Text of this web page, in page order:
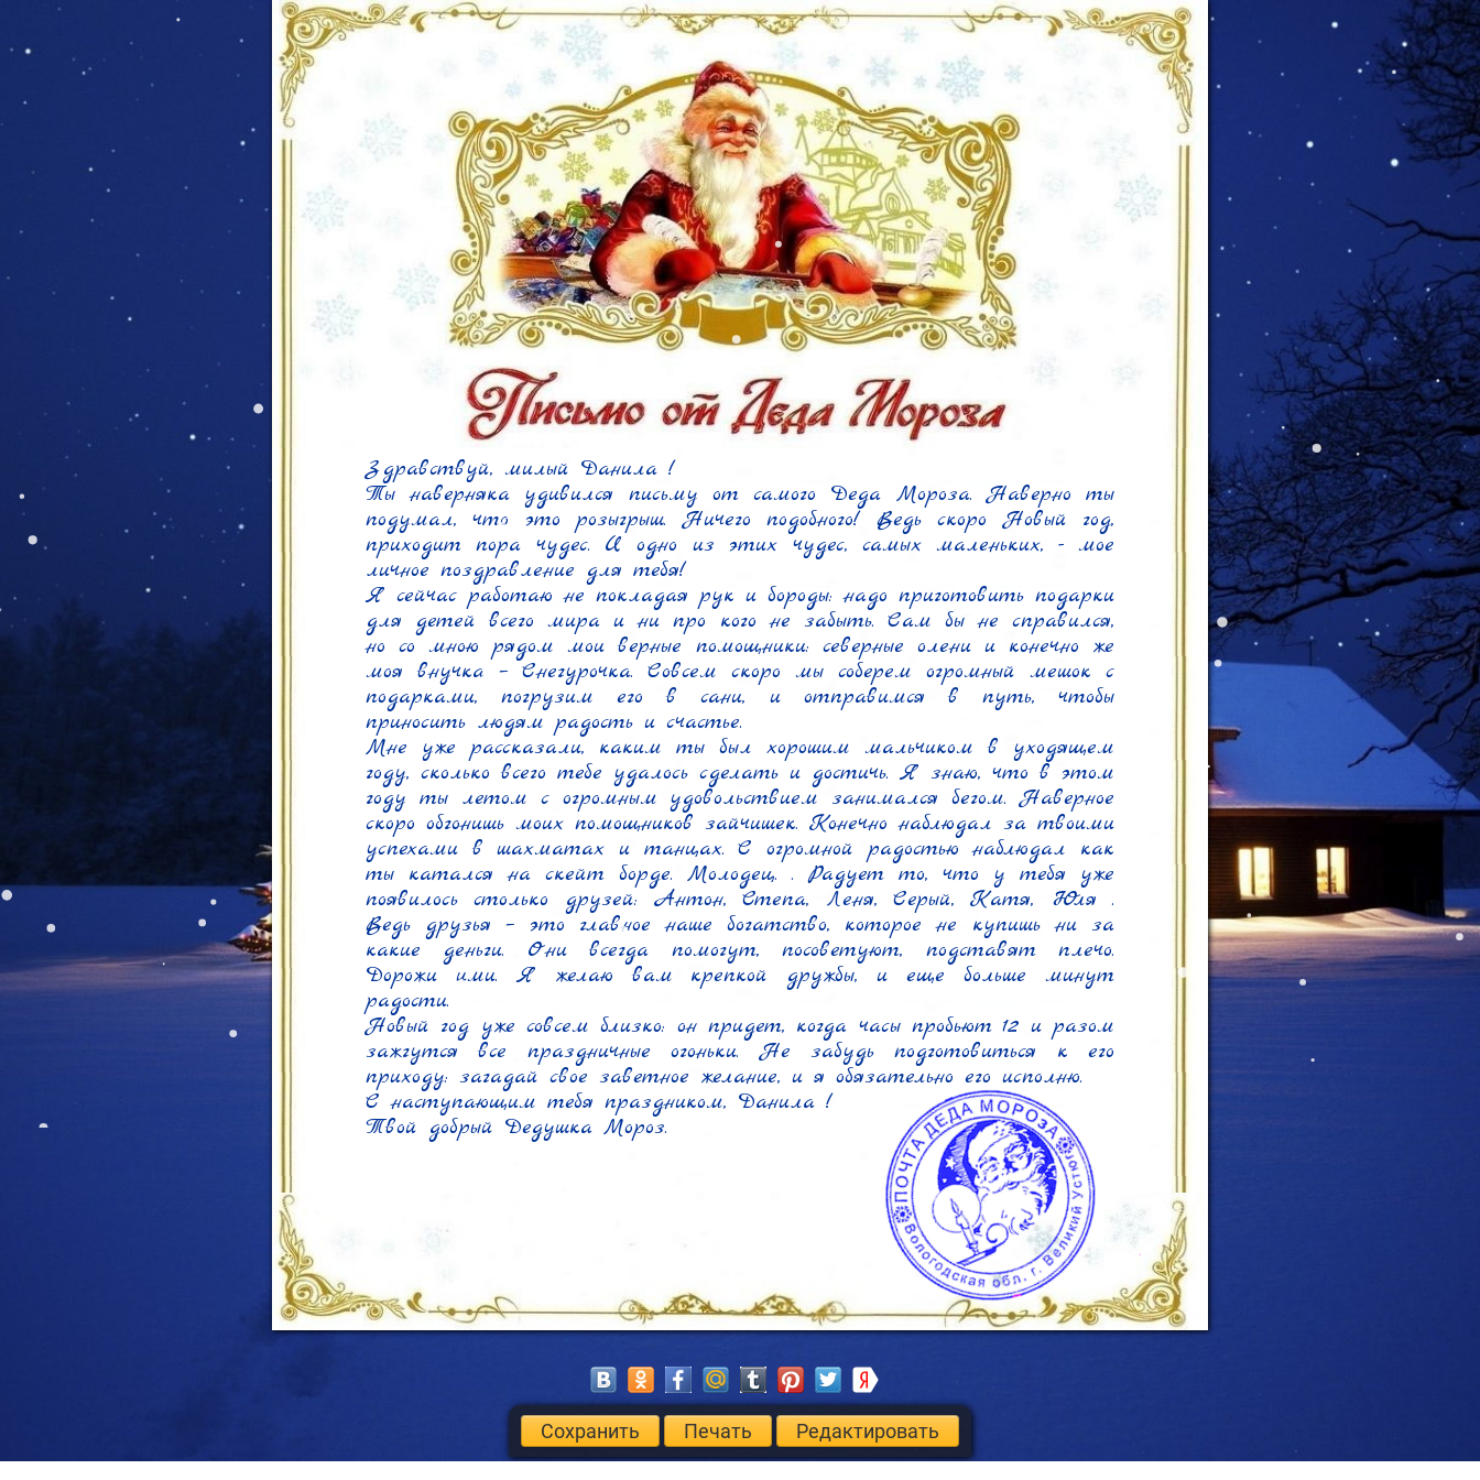
Здравствуй, милый Данила !
Ты наверняка удивился письму от самого Деда Мороза. Наверно ты
подумал, что это розыгрыш. Ничего подобного! Ведь скоро Новый год,
приходит пора чудес. И одно из этих чудес, самых маленьких, - мое
личное поздравление для тебя!
Я сейчас работаю не покладая рук и бороды: надо приготовить подарки
для детей всего мира и ни про кого не забыть. Сам бы не справился,
но со мною рядом мои верные помощники: северные олени и конечно же
моя внучка – Снегурочка. Совсем скоро мы соберем огромный мешок с
подарками, погрузим его в сани, и отправимся в путь, чтобы
приносить людям радость и счастье.
Мне уже рассказали, каким ты был хорошим мальчиком в уходящем
году, сколько всего тебе удалось сделать и достичь. Я знаю, что в этом
году ты летом с огромным удовольствием занимался бегом. Наверное
скоро обгонишь моих помощников зайчишек. Конечно наблюдал за твоими
успехами в шахматах и танцах. С огромной радостью наблюдал как
ты катался на скейт борде. Молодец. . Радует то, что у тебя уже
появилось столько друзей: Антон, Степа, Леня, Серый, Катя, Юля .
Ведь друзья – это главное наше богатство, которое не купишь ни за
какие деньги. Они всегда помогут, посоветуют, подставят плечо.
Дорожи ими. Я желаю вам крепкой дружбы, и еще больше минут
радости.
Новый год уже совсем близко: он придет, когда часы пробьют 12 и разом
зажгутся все праздничные огоньки. Не забудь подготовиться к его
приходу: загадай свое заветное желание, и я обязательно его исполню.
С наступающим тебя праздником, Данила !
Твой добрый Дедушка Мороз.
Сохранить Печать Редактировать